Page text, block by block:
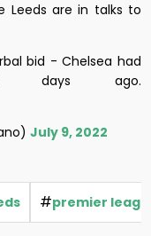
Leeds are in talks to
bid - Chelsea had
days ago.
July 9, 2022
#premier